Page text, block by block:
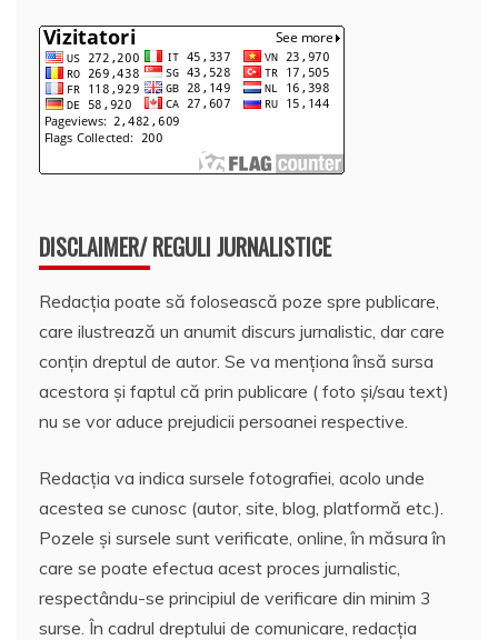
DISCLAIMER/ REGULI JURNALISTICE
Redacția poate să folosească poze spre publicare,
care ilustrează un anumit discurs jurnalistic, dar care
conțin dreptul de autor. Se va menționa însă sursa
acestora și faptul că prin publicare ( foto și/sau text)
nu se vor aduce prejudicii persoanei respective.
Redacția va indica sursele fotografiei, acolo unde
acestea se cunosc (autor, site, blog, platformă etc.).
Pozele și sursele sunt verificate, online, în măsura în
care se poate efectua acest proces jurnalistic,
respectându-se principiul de verificare din minim 3
surse. În cadrul dreptului de comunicare, redacția